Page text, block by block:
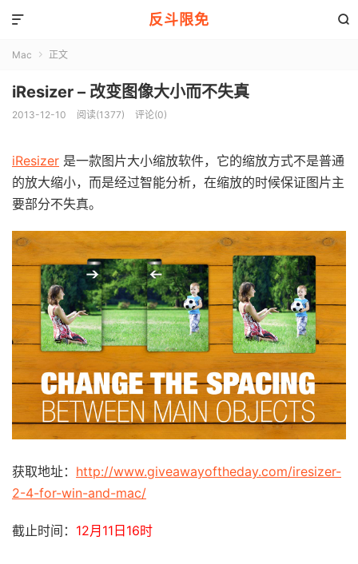
反斗限免 

Mac  正文
iResizer – 改变图像大小而不失真
2013-12-10 阅读(1377) 评论(0)
iResizer 是一款图片大小缩放软件，它的缩放方式不是普通
的放大缩小，而是经过智能分析，在缩放的时候保证图片主
要部分不失真。
获取地址： http://www.giveawayoftheday.com/iresizer-
2-4-for-win-and-mac/
截止时间： 12月11日16时